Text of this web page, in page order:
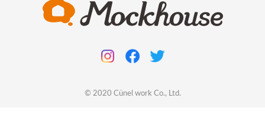
© 2020 Cünel work Co., Ltd.